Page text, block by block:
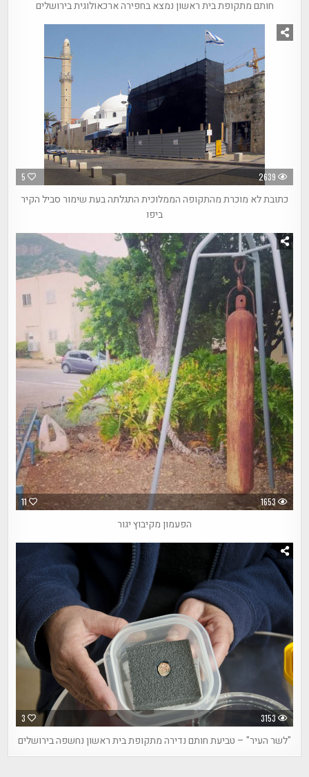
חותם מתקופת בית ראשון נמצא בחפירה ארכאולוגית בירושלים
5 2639
כתובת לא מוכרת מהתקופה הממלוכית התגלתה בעת שימור סביל הקיר
ביפו
11 1653
הפעמון מקיבוץ יגור
3 3153
"לשר העיר" – טביעת חותם נדירה מתקופת בית ראשון נחשפה בירושלים